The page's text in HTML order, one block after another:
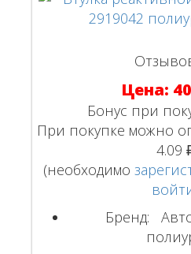
Цена:
Бонус при
При покупке можно
4.09
(необходимо
Бренд: